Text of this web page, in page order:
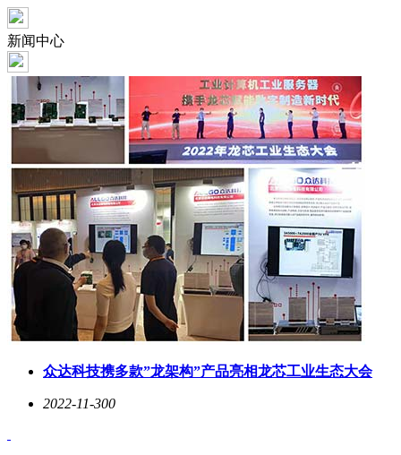
新闻中心
众达科技携多款”龙架构”产品亮相龙芯工业生态大会
2022-11-300